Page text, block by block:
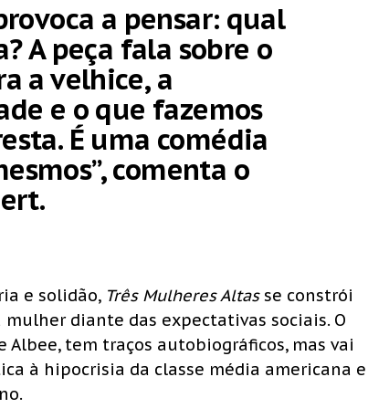
a pensar: qual
A peça fala sobre o
a velhice, a
e o que fazemos
É uma comédia
comenta o
e solidão, Três Mulheres Altasse constrói
diante das expectativas sociais. O
tem traços autobiográficos, mas vai
à hipocrisia da classe média americana e